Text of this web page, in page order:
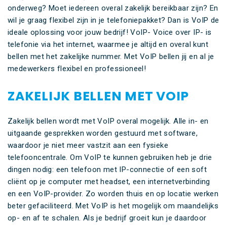
onderweg? Moet iedereen overal zakelijk bereikbaar zijn? En
wil je graag flexibel zijn in je telefoniepakket? Dan is VoIP de
ideale oplossing voor jouw bedrijf! VoIP- Voice over IP- is
telefonie via het internet, waarmee je altijd en overal kunt
bellen met het zakelijke nummer. Met VoIP bellen jij en al je
medewerkers flexibel en professioneel!
ZAKELIJK BELLEN MET VOIP
Zakelijk bellen wordt met VoIP overal mogelijk. Alle in- en
uitgaande gesprekken worden gestuurd met software,
waardoor je niet meer vastzit aan een fysieke
telefooncentrale. Om VoIP te kunnen gebruiken heb je drie
dingen nodig: een telefoon met IP-connectie of een soft
cliënt op je computer met headset, een internetverbinding
en een VoIP-provider. Zo worden thuis en op locatie werken
beter gefaciliteerd. Met VoIP is het mogelijk om maandelijks
op- en af te schalen. Als je bedrijf groeit kun je daardoor